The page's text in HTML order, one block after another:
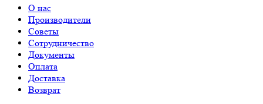
О нас
Производители
Советы
Сотрудничество
Документы
Оплата
Доставка
Возврат